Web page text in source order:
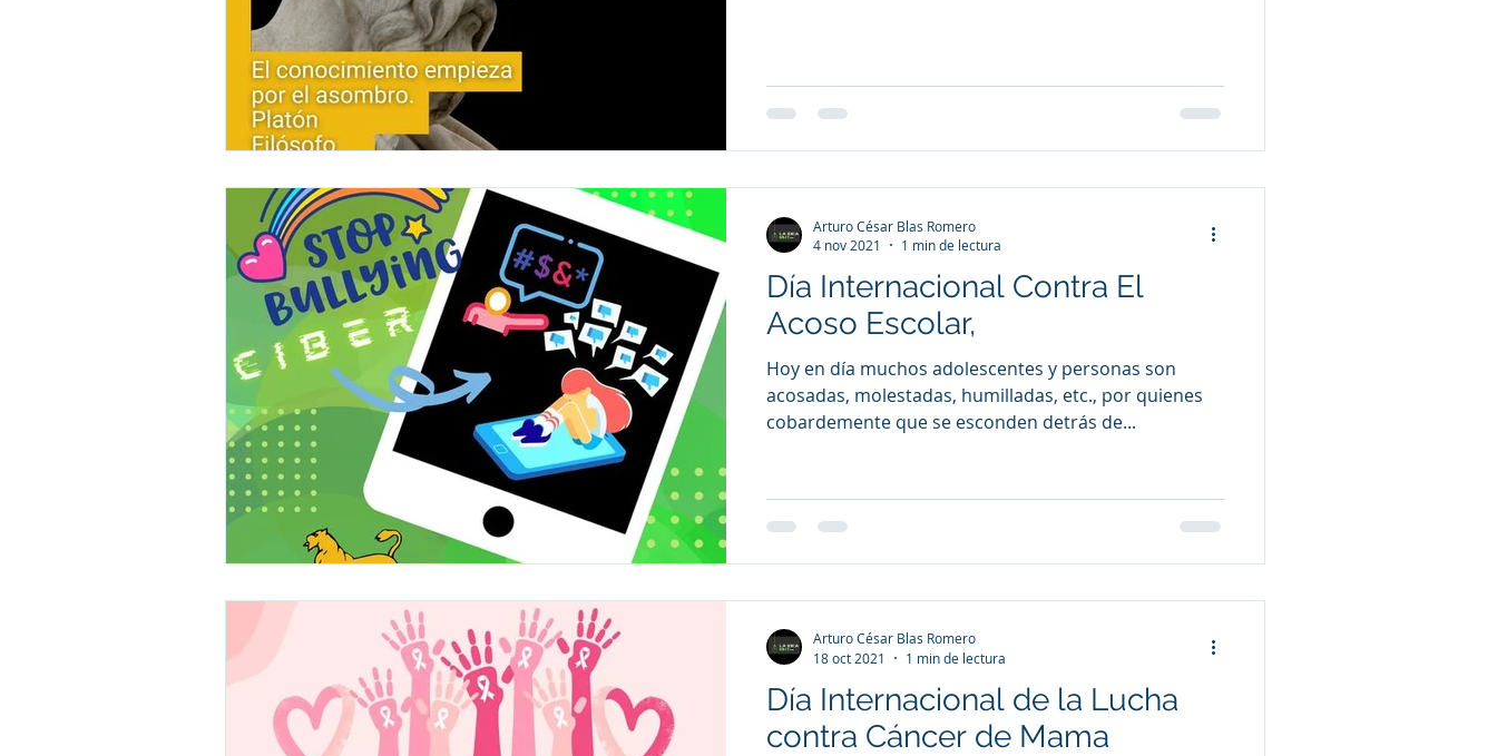
Día Internacional Contra El
Acoso Escolar,
Hoy en día muchos adolescentes y personas son
acosadas, molestadas, humilladas, etc., por quienes
cobardemente que se esconden detrás de...
Arturo César Blas Romero
4 nov 2021
1 min de lectura
Día Internacional de la Lucha
contra Cáncer de Mama
Arturo César Blas Romero
18 oct 2021
1 min de lectura